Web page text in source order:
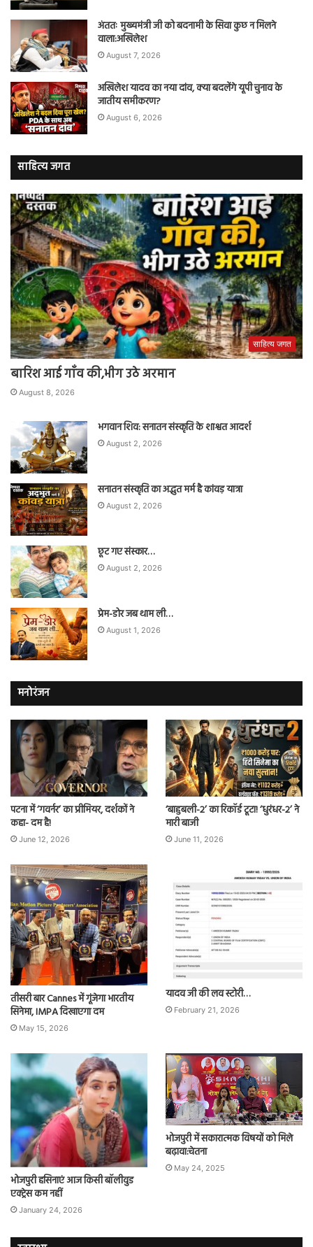
अंततः मुख्यमंत्री जी को बदनामी के सिवा कुछ न मिलने
वाला:अखिलेश
August 7, 2026
अखिलेश यादव का नया दांव, क्या बदलेंगे यूपी चुनाव के
जातीय समीकरण?
August 6, 2026
साहित्य जगत
साहित्य जगत
बारिश आई गाँव की,भीग उठे अरमान
August 8, 2026
भगवान शिव: सनातन संस्कृति के शाश्वत आदर्श
August 2, 2026
सनातन संस्कृति का अद्भुत मर्म है कांवड़ यात्रा
August 2, 2026
छूट गए संस्कार…
August 2, 2026
प्रेम-डोर जब थाम ली…
August 1, 2026
मनोरंजन
पटना में ‘गवर्नर’ का प्रीमियर, दर्शकों ने
कहा- दम है!
June 12, 2026
‘बाहुबली-2’ का रिकॉर्ड टूटा! ‘धुरंधर-2’ ने
मारी बाजी
June 11, 2026
तीसरी बार Cannes में गूंजेगा भारतीय
सिनेमा, IMPA दिखाएगा दम
May 15, 2026
यादव जी की लव स्टोरी…
February 21, 2026
भोजपुरी हसिनाएं आज किसी बॉलीवुड
एक्ट्रेस कम नहीं
January 24, 2026
भोजपुरी में सकारात्मक विषयों को मिले
बढ़ावा:चेतना
May 24, 2025